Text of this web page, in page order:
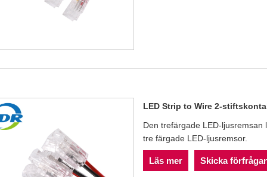
LED Strip to Wire 2-
Den trefärgade LED-
tre färgade LED-ljusremsor.
Läs mer Skicka